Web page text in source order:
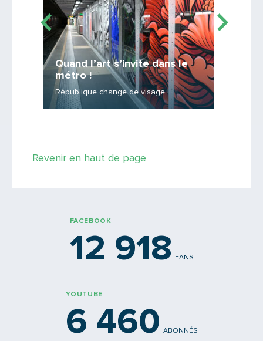
PARTAGER
Quand l’art s’invite dans le
métro !
République change de visage !
Revenir en haut de page
FACEBOOK
12 918 FANS
YOUTUBE
6 460 ABONNÉS